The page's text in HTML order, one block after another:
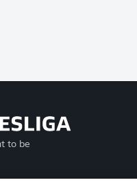
to be